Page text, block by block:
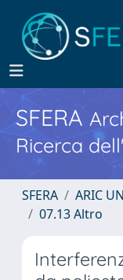
SFERA
Ricerca
SFERA ARIC
07.13 Altro